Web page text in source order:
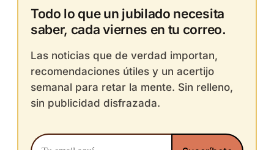
Todo lo que un jubilado necesita
saber, cada viernes en tu correo.
Las noticias que de verdad importan,
recomendaciones útiles y un acertijo
semanal para retar la mente. Sin relleno,
sin publicidad disfrazada.